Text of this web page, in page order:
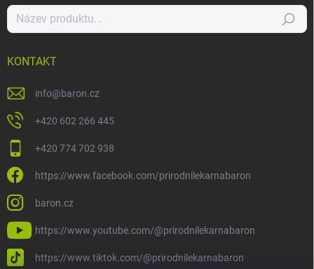
Hledat
KONTAKT
info@baron.cz
+420 602 266 445
+420 774 702 938
https://www.facebook.com/prirodnilekarnabaron
baron.cz
https://www.youtube.com/@prirodnilekarnabaron
https://www.tiktok.com/@prirodnilekarnabaron